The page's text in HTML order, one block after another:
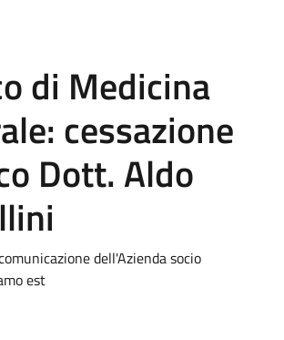
di Medicina
cessazione
Dott. Aldo
dell'Azienda socio
est